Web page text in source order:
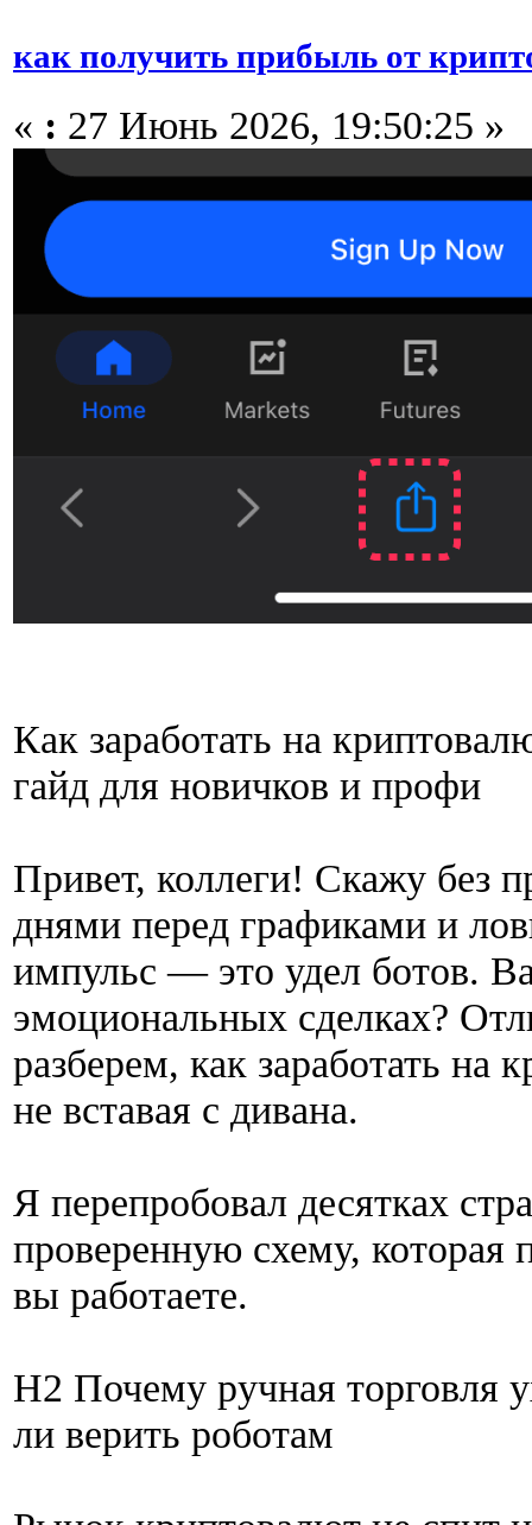
как получить прибыль от
« : 27 Июнь 2026, 19:50:25 »
Как заработать на
гайд для новичков и профи
Привет, коллеги! Скажу без
днями перед графиками и
импульс — это удел ботов.
эмоциональных сделках?
разберем, как заработать на
не вставая с дивана.
Я перепробовал десятках
проверенную схему, которая
вы работаете.
H2 Почему ручная торговля
ли верить роботам